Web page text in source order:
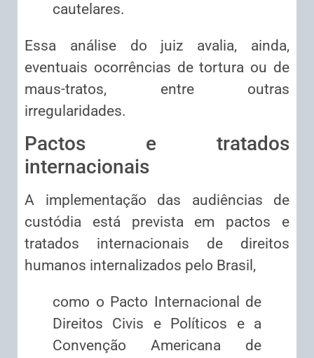
cautelares.
Essa análise do juiz avalia, ainda,
eventuais ocorrências de tortura ou de
maus-tratos, entre outras
irregularidades.
Pactos e tratados
internacionais
A implementação das audiências de
custódia está prevista em pactos e
tratados internacionais de direitos
humanos internalizados pelo Brasil,
como o Pacto Internacional de
Direitos Civis e Políticos e a
Convenção Americana de